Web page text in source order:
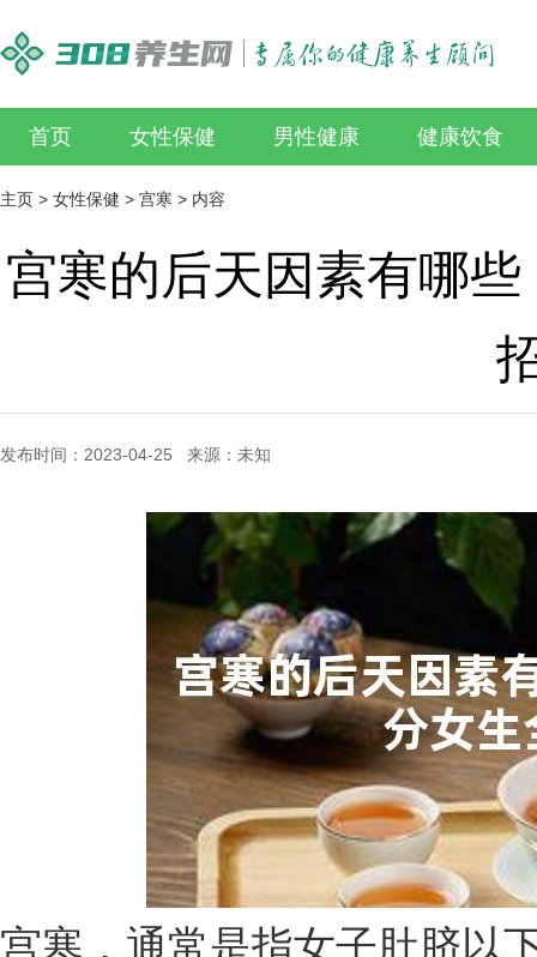
首页 女性保健 男性健康 健康饮食
主页 > 女性保健 > 宫寒 > 内容
宫寒的后天因素有哪
发布时间：2023-04-25 来源：未知
宫寒，通常是指女子肚脐以